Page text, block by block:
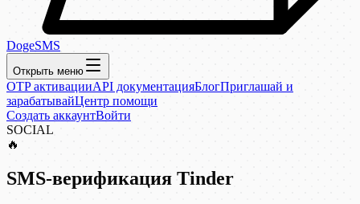
DogeSMS
Открыть меню
OTP активацииAPI документацияБлогПриглашай и
зарабатывайЦентр помощи
Создать аккаунтВойти
SOCIAL
🔥
SMS-верификация Tinder